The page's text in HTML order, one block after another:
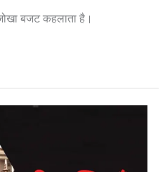
बजट कहलाता है।